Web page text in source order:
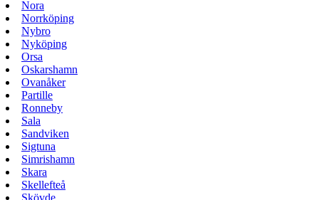
Nora
Norrköping
Nybro
Nyköping
Orsa
Oskarshamn
Ovanåker
Partille
Ronneby
Sala
Sandviken
Sigtuna
Simrishamn
Skara
Skellefteå
Skövde